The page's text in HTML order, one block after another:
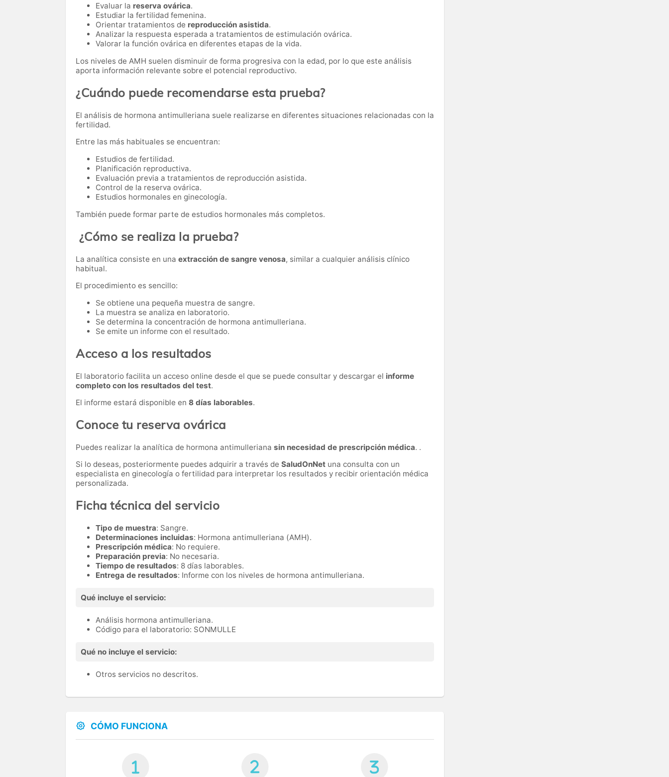
Evaluar la reserva ovárica.
Estudiar la fertilidad femenina.
Orientar tratamientos de reproducción asistida.
Analizar la respuesta esperada a tratamientos de estimulación ovárica.
Valorar la función ovárica en diferentes etapas de la vida.
Los niveles de AMH suelen disminuir de forma progresiva con la edad, por lo que este análisis
aporta información relevante sobre el potencial reproductivo.
¿Cuándo puede recomendarse esta prueba?
El análisis de hormona antimulleriana suele realizarse en diferentes situaciones relacionadas con la
fertilidad.
Entre las más habituales se encuentran:
Estudios de fertilidad.
Planificación reproductiva.
Evaluación previa a tratamientos de reproducción asistida.
Control de la reserva ovárica.
Estudios hormonales en ginecología.
También puede formar parte de estudios hormonales más completos.
¿Cómo se realiza la prueba?
La analítica consiste en una extracción de sangre venosa, similar a cualquier análisis clínico
habitual.
El procedimiento es sencillo:
Se obtiene una pequeña muestra de sangre.
La muestra se analiza en laboratorio.
Se determina la concentración de hormona antimulleriana.
Se emite un informe con el resultado.
Acceso a los resultados
El laboratorio facilita un acceso online desde el que se puede consultar y descargar el informe
completo con los resultados del test.
El informe estará disponible en 8 días laborables.
Conoce tu reserva ovárica
Puedes realizar la analítica de hormona antimulleriana sin necesidad de prescripción médica. .
Si lo deseas, posteriormente puedes adquirir a través de SaludOnNet una consulta con un
especialista en ginecología o fertilidad para interpretar los resultados y recibir orientación médica
personalizada.
Ficha técnica del servicio
Tipo de muestra: Sangre.
Determinaciones incluidas: Hormona antimulleriana (AMH).
Prescripción médica: No requiere.
Preparación previa: No necesaria.
Tiempo de resultados: 8 días laborables.
Entrega de resultados: Informe con los niveles de hormona antimulleriana.
Qué incluye el servicio:
Análisis hormona antimulleriana.
Código para el laboratorio: SONMULLE
Qué no incluye el servicio:
Otros servicios no descritos.
CÓMO FUNCIONA